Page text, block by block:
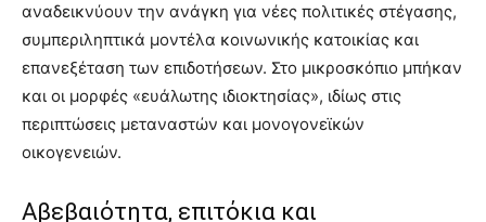
αναδεικνύουν την ανάγκη για νέες πολιτικές στέγασης,
συμπεριληπτικά μοντέλα κοινωνικής κατοικίας και
επανεξέταση των επιδοτήσεων. Στο μικροσκόπιο μπήκαν
και οι μορφές «ευάλωτης ιδιοκτησίας», ιδίως στις
περιπτώσεις μεταναστών και μονογονεϊκών
οικογενειών.
Αβεβαιότητα, επιτόκια και